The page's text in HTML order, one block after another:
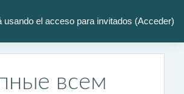
usando el acceso para invitados (Acceder)
всем